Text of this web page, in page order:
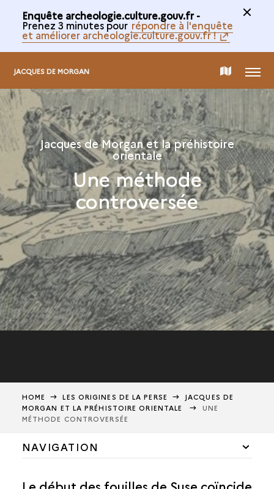
Enquête archeologie.culture.gouv.fr -
Prenez 3 minutes pour répondre à l'enquête
et améliorer archeologie.culture.gouv.fr !
JACQUES DE MORGAN CARTE
LA
COLLECTION
MENU
Jacques de Morgan et la préhistoire
orientale
Une méthode
controversée
HOME LES ORIGINES DE LA PERSE
JACQUES DE
MORGAN ET LA PRÉHISTOIRE ORIENTALE
UNE
MÉTHODE CONTROVERSÉE
NAVIGATION